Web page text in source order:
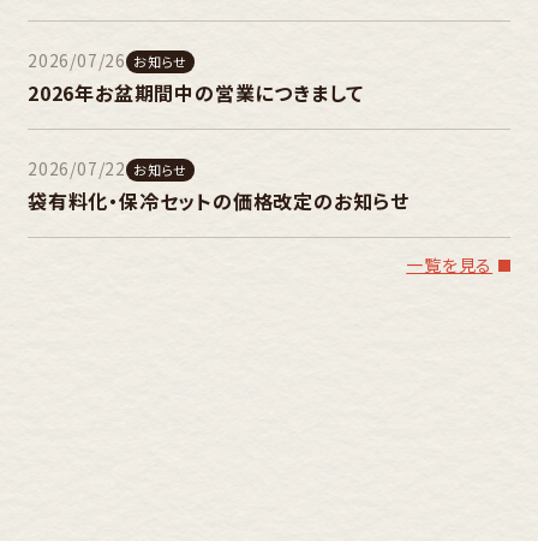
2026/07/26 お知らせ
2026年お盆期間中の営業につきまして
2026/07/22 お知らせ
袋有料化・保冷セットの価格改定のお知らせ
一覧を見る